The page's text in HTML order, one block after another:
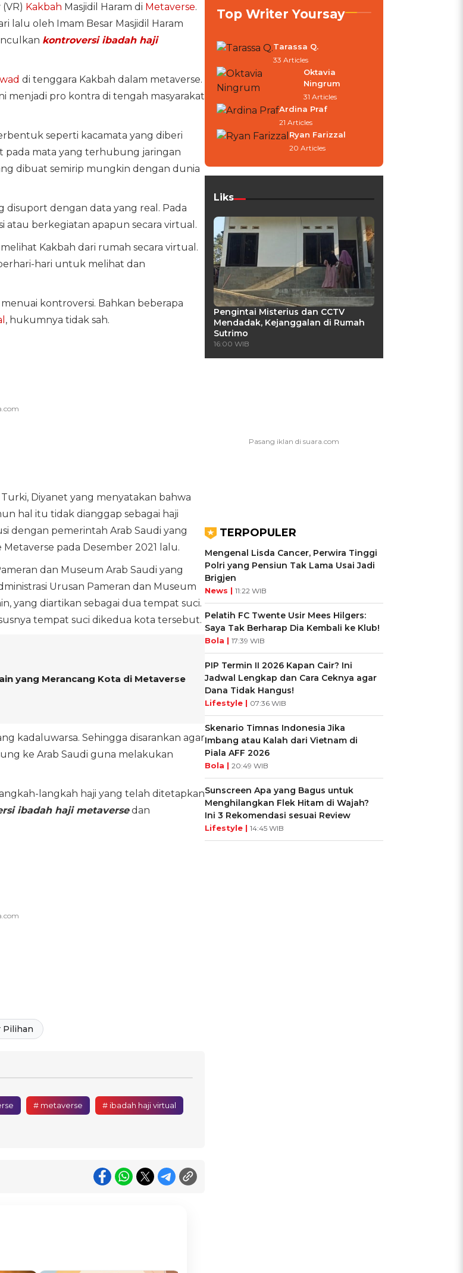
Kakbah Masjidil Haram di Metaverse.
lalu oleh Imam Besar Masjidil Haram
kontroversi ibadah haji
di tenggara Kakbah dalam metaverse.
menjadi pro kontra di tengah masyarakat
seperti kacamata yang diberi
pada mata yang terhubung jaringan
dibuat semirip mungkin dengan dunia
disuport dengan data yang real. Pada
atau berkegiatan apapun secara virtual.
Kakbah dari rumah secara virtual.
hari untuk melihat dan
kontroversi. Bahkan beberapa
, hukumnya tidak sah.
Diyanet yang menyatakan bahwa
hal itu tidak dianggap sebagai haji
dengan pemerintah Arab Saudi yang
pada Desember 2021 lalu.
dan Museum Arab Saudi yang
Urusan Pameran dan Museum
yang diartikan sebagai dua tempat suci.
tempat suci dikedua kota tersebut.
yang Merancang Kota di Metaverse
kadaluwarsa. Sehingga disarankan agar
ke Arab Saudi guna melakukan
langkah haji yang telah ditetapkan
ibadah haji metaversedan
Pilihan
# metaverse # ibadah haji virtual
Top Writer Yoursay
Tarassa Q.
33 Articles
Oktavia
Ningrum
31 Articles
Ardina Praf
21 Articles
Ryan Farizzal
20 Articles
Liks
Pengintai Misterius dan CCTV
Mendadak, Kejanggalan di Rumah
Sutrimo
16:00 WIB
TERPOPULER
Mengenal Lisda Cancer, Perwira Tinggi
Polri yang Pensiun Tak Lama Usai Jadi
Brigjen
News | 11:22 WIB
Pelatih FC Twente Usir Mees Hilgers:
Saya Tak Berharap Dia Kembali ke Klub!
Bola | 17:39 WIB
PIP Termin II 2026 Kapan Cair? Ini
Jadwal Lengkap dan Cara Ceknya agar
Dana Tidak Hangus!
Lifestyle | 07:36 WIB
Skenario Timnas Indonesia Jika
Imbang atau Kalah dari Vietnam di
Piala AFF 2026
Bola | 20:49 WIB
Sunscreen Apa yang Bagus untuk
Menghilangkan Flek Hitam di Wajah?
Ini 3 Rekomendasi sesuai Review
Lifestyle | 14:45 WIB